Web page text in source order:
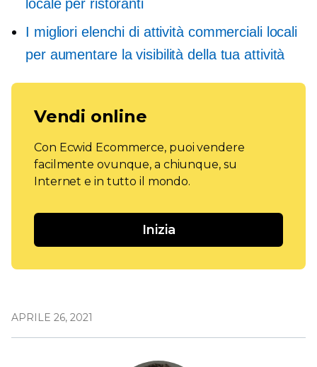
locale per ristoranti
I migliori elenchi di attività commerciali locali
per aumentare la visibilità della tua attività
Vendi online
Con Ecwid Ecommerce, puoi vendere
facilmente ovunque, a chiunque, su
Internet e in tutto il mondo.
Inizia
APRILE 26, 2021